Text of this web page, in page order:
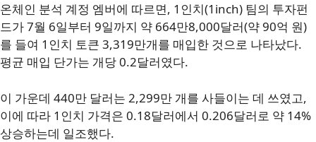
온체인 분석 계정 엠버에 따르면, 1인치(1inch) 팀의 투자펀
드가 7월 6일부터 9일까지 약 664만8,000달러(약 90억 원)
를 들여 1인치 토큰 3,319만개를 매입한 것으로 나타났다.
평균 매입 단가는 개당 0.2달러였다.
이 가운데 440만 달러는 2,299만 개를 사들이는 데 쓰였고,
이에 따라 1인치 가격은 0.18달러에서 0.206달러로 약 14%
상승하는데 일조했다.